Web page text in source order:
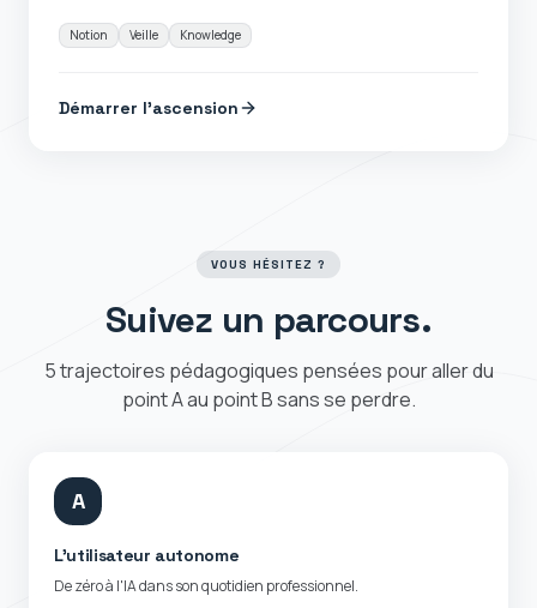
Notion Veille Knowledge
Démarrer l'ascension
VOUS HÉSITEZ ?
Suivez un parcours.
5 trajectoires pédagogiques pensées pour aller du
point A au point B sans se perdre.
A
L'utilisateur autonome
De zéro à l'IA dans son quotidien professionnel.